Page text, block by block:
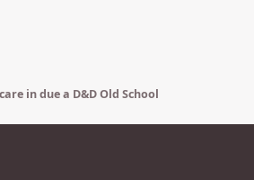
in due a D&D Old School